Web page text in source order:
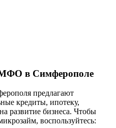
в Симферополе
предлагают
кредиты, ипотеку,
развитие бизнеса. Чтобы
воспользуйтесь: